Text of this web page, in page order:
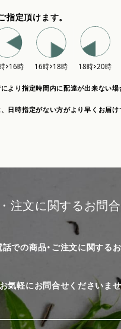
指定頂けます。
より指定時間内に配達が出来ない場
日時指定がない方がより早くお届け
注文に関するお問
での商品・ご注文に関する
気軽にお問合せくださいま